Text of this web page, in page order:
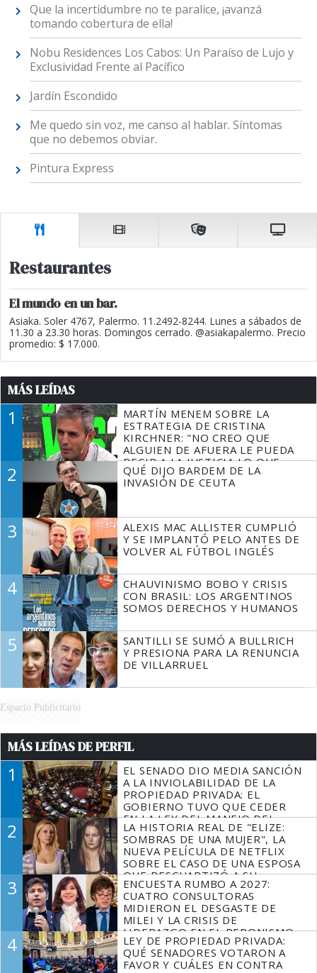
Que la incertidumbre no te paralice, ¡avanzá
tomando cobertura de ella!
Nobu Residences Los Cabos: Un Paraíso de Lujo y
Exclusividad Frente al Pacífico
Jardín Escondido
Me quedo sin voz, me canso al hablar. Síntomas
que no debemos obviar.
Pintura Express
Restaurantes
El mundo en un bar.
Asiaka. Soler 4767, Palermo. 11.2492-8244. Lunes a sábados de
11.30 a 23.30 horas. Domingos cerrado. @asiakapalermo. Precio
promedio: $ 17.000.
MÁS LEÍDAS
1
MARTÍN MENEM SOBRE LA
ESTRATEGIA DE CRISTINA
KIRCHNER: "NO CREO QUE
ALGUIEN DE AFUERA LE PUEDA
DECIR A LA JUSTICIA LO QUE
TIENE QUE HACER"
2
QUÉ DIJO BARDEM DE LA
INVASIÓN DE CEUTA
3
ALEXIS MAC ALLISTER CUMPLIÓ
Y SE IMPLANTÓ PELO ANTES DE
VOLVER AL FÚTBOL INGLÉS
4
CHAUVINISMO BOBO Y CRISIS
CON BRASIL: LOS ARGENTINOS
SOMOS DERECHOS Y HUMANOS
5
SANTILLI SE SUMÓ A BULLRICH
Y PRESIONA PARA LA RENUNCIA
DE VILLARRUEL
Espacio Publicitario
MÁS LEÍDAS DE PERFIL
1
EL SENADO DIO MEDIA SANCIÓN
A LA INVIOLABILIDAD DE LA
PROPIEDAD PRIVADA: EL
GOBIERNO TUVO QUE CEDER
EN LA LEY DEL MANEJO DEL
FUEGO
2
LA HISTORIA REAL DE "ELIZE:
SOMBRAS DE UNA MUJER", LA
NUEVA PELÍCULA DE NETFLIX
SOBRE EL CASO DE UNA ESPOSA
QUE DESCUARTIZÓ A SU
MARIDO
3
ENCUESTA RUMBO A 2027:
CUATRO CONSULTORAS
MIDIERON EL DESGASTE DE
MILEI Y LA CRISIS DE
LIDERAZGO EN EL PERONISMO
4
LEY DE PROPIEDAD PRIVADA:
QUÉ SENADORES VOTARON A
FAVOR Y CUÁLES EN CONTRA